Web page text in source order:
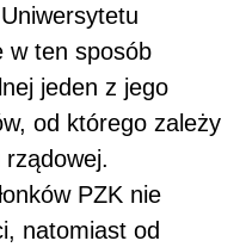
w ten sposób
jeden z jego
od którego zależy
PZK nie
natomiast od